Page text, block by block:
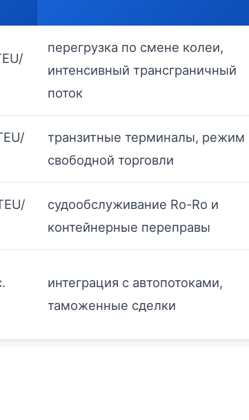
перегрузка по смене колеи,
интенсивный трансграничный
поток
транзитные терминалы, режим
свободной торговли
судообслуживание Ro-Ro и
контейнерные переправы
интеграция с автопотоками,
таможенные сделки